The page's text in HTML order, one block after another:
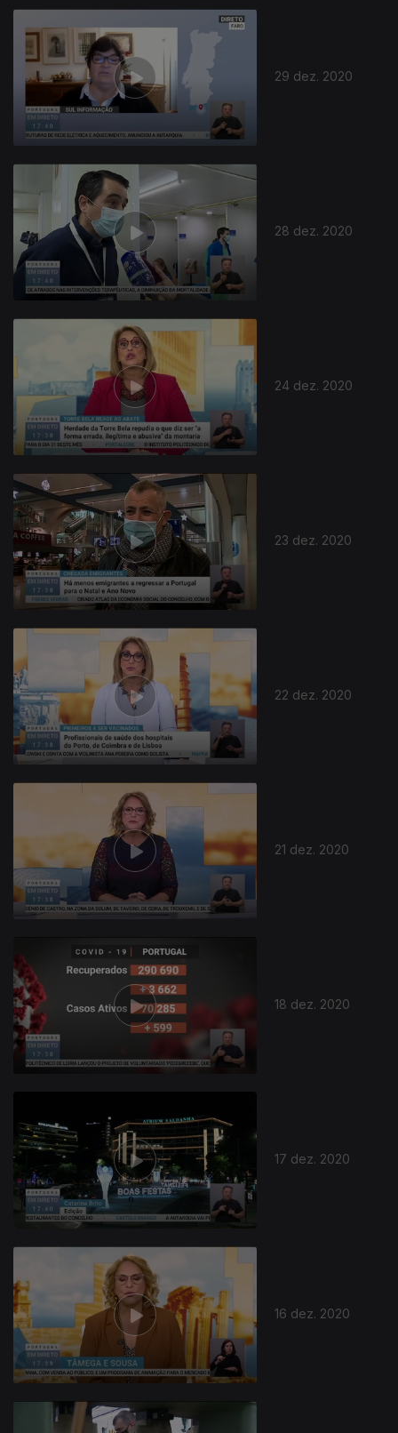
29 dez. 2020
28 dez. 2020
24 dez. 2020
23 dez. 2020
22 dez. 2020
21 dez. 2020
18 dez. 2020
17 dez. 2020
16 dez. 2020